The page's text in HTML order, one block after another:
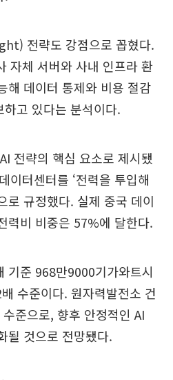
전략도 강점으로 꼽혔다.
자체 서버와 사내 인프라 환
해 데이터 통제와 비용 절감
고 있다는 분석이다.
전략의 핵심 요소로 제시됐
이터센터를 ‘전력을 투입해
로 규정했다. 실제 중국 데이
력비 비중은 57%에 달한다.
기준 968만9000기가와트시
수준이다. 원자력발전소 건
준으로, 향후 안정적인 AI
될 것으로 전망됐다.